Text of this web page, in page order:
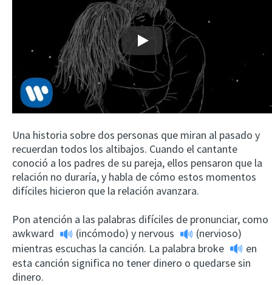
Play
Una historia sobre dos personas que miran al pasado y
recuerdan todos los altibajos. Cuando el cantante
conoció a los padres de su pareja, ellos pensaron que la
relación no duraría, y habla de cómo estos momentos
difíciles hicieron que la relación avanzara.
Pon atención a las palabras difíciles de pronunciar, como
awkward
(incómodo) y nervous
(nervioso)
mientras escuchas la canción. La palabra broke
en
esta canción significa no tener dinero o quedarse sin
dinero.